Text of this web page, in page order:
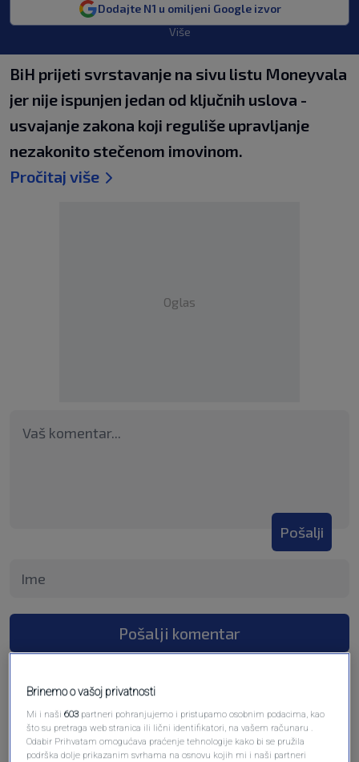
Dodajte N1 u omiljeni Google izvor
Više
BiH prijeti svrstavanje na sivu listu Moneyvala
jer nije ispunjen jedan od ključnih uslova -
usvajanje zakona koji reguliše upravljanje
nezakonito stečenom imovinom.
Pročitaj više
Oglas
Pošalji
Pošalji komentar
Brinemo o vašoj privatnosti
Mi i naši603 partneri pohranjujemo i pristupamo osobnim podacima, kao
što su pretraga web stranica ili lični identifikatori, na vašem računaru .
Odabir Prihvatam omogućava praćenje tehnologije kako bi se pružila
podrška dolje prikazanim svrhama na osnovu kojih mi i naši partneri